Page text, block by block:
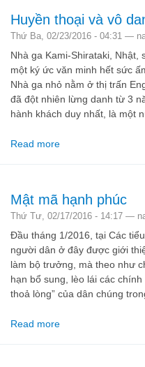
Huyền thoại và vô
Thứ Ba, 02/23/2016 - 04:31 —
Nhà ga Kami-Shirataki, Nhật,
một ký ức văn minh hết sức
Nhà ga nhỏ nằm ở thị trấn
đã đột nhiên lừng danh từ 3
hành khách duy nhất, là một
Read more
Mật mã hạnh phúc
Thứ Tư, 02/17/2016 - 14:17 —
Đầu tháng 1/2016, tại Các
người dân ở đây được giới
làm bộ trưởng, mà theo như
hạn bổ sung, lèo lái các
thoả lòng” của dân chúng
Read more